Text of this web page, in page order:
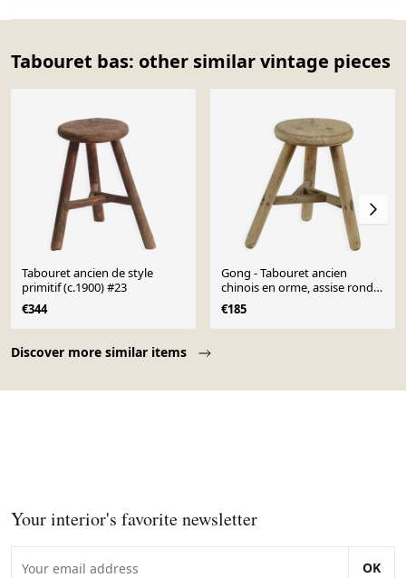
Tabouret bas: other similar vintage pieces
Discover more similar items
Tabouret ancien de style
primitif (c.1900) #23
€344
Gong - Tabouret ancien
chinois en orme, assise ronde
n°10
€185
Your interior's favorite newsletter
OK